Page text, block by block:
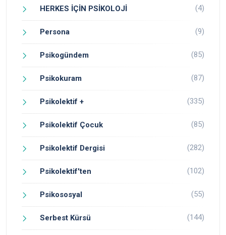
HERKES İÇİN PSİKOLOJİ (4)
Persona (9)
Psikogündem (85)
Psikokuram (87)
Psikolektif + (335)
Psikolektif Çocuk (85)
Psikolektif Dergisi (282)
Psikolektif'ten (102)
Psikososyal (55)
Serbest Kürsü (144)